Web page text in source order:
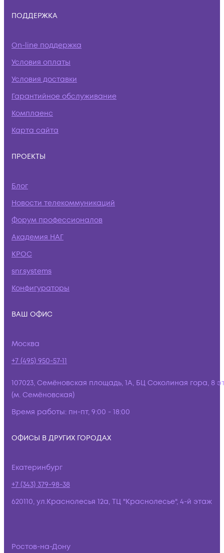
ПОДДЕРЖКА
On-line поддержка
Условия оплаты
Условия доставки
Гарантийное обслуживание
Комплаенс
Карта сайта
ПРОЕКТЫ
Блог
Новости телекоммуникаций
Форум профессионалов
Академия НАГ
КРОС
snr.systems
Конфигураторы
ВАШ ОФИС
Москва
+7 (495) 950-57-11
107023, Семёновская площадь, 1А, БЦ Соколиная гора, 8
(м. Семёновская)
Время работы: пн-пт, 9:00 - 18:00
ОФИСЫ В ДРУГИХ ГОРОДАХ
Екатеринбург
+7 (343) 379-98-38
620110, ул.Краснолесья 12а, ТЦ "Краснолесье", 4-й этаж
Ростов-на-Дону